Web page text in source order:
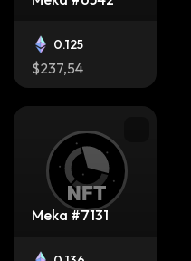
0.125
$237,54
Meka #7131